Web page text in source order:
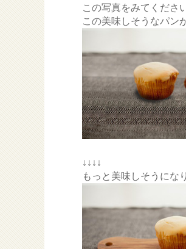
この写真をみてくださ
この美味しそうなパン
↓↓↓↓
もっと美味しそうにな